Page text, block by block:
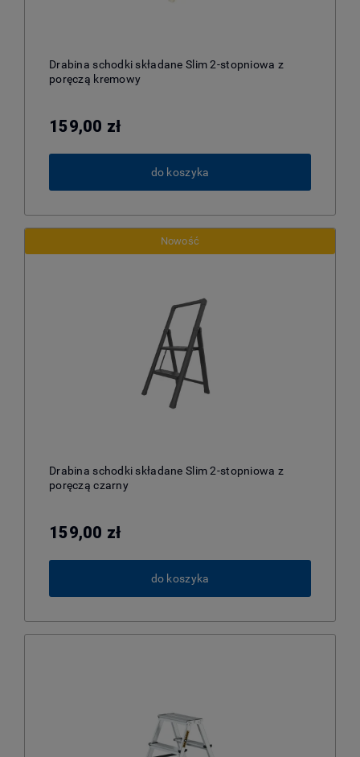
Drabina schodki składane Slim 2-stopniowa z
poręczą kremowy
159,00 zł
do koszyka
Drabina schodki składane Slim 2-stopniowa z
poręczą czarny
159,00 zł
do koszyka
Nowość